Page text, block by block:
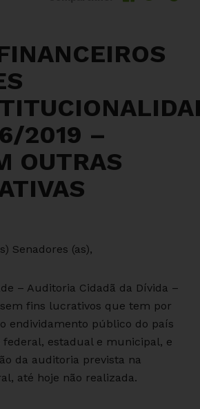
2019 –
OUTRAS
Senadores (as),
Auditoria Cidadã da Dívida –
fins lucrativos que tem por
endividamento público do país
federal, estadual e municipal, e
da auditoria prevista na
até hoje não realizada.